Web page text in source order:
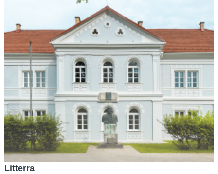
Litterra